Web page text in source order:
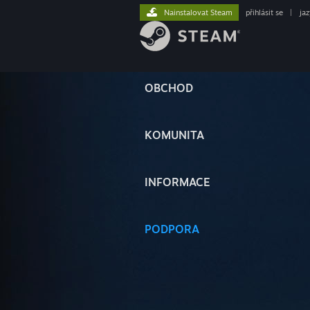
OBCHOD
KOMUNITA
INFORMACE
PODPORA
Nainstalovat Steam přihlásit se